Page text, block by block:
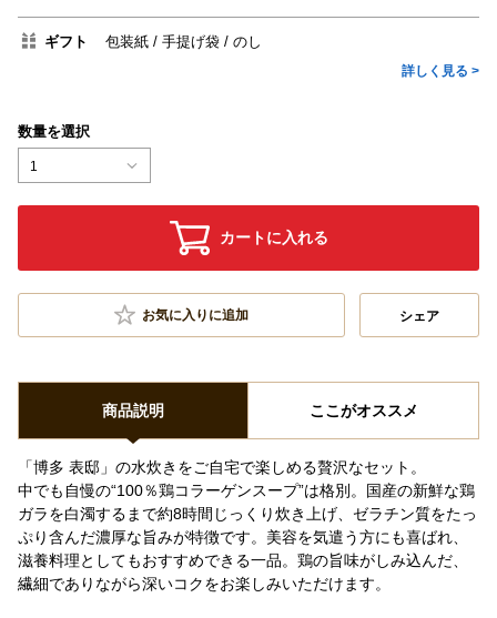
ギフト 包装紙 手提げ袋 のし
詳しく見る >
数量を選択
1
カートに入れる
お気に入りに追加 シェア
商品説明 ここがオススメ
「博多 表邸」の水炊きをご自宅で楽しめる贅沢なセット。
中でも自慢の“100％鶏コラーゲンスープ”は格別。国産の新鮮な鶏
ガラを白濁するまで約8時間じっくり炊き上げ、ゼラチン質をたっ
ぷり含んだ濃厚な旨みが特徴です。美容を気遣う方にも喜ばれ、
滋養料理としてもおすすめできる一品。鶏の旨味がしみ込んだ、
繊細でありながら深いコクをお楽しみいただけます。